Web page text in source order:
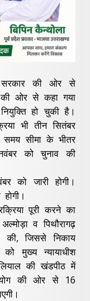
सरकार की ओर से
की ओर से कहा गया
हो चुकी है।
भी तीन सितंबर
समय सीमा के भीतर
को चुनाव की
को जारी होगी।
पूरी करने का
व पिथौरागढ़
की, जिससे निकाय
मुख्य न्यायाधीश
की खंडपीठ में
की ओर से 16